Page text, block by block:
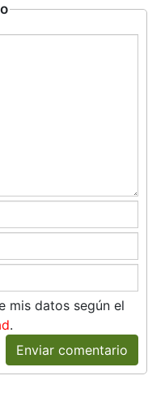
mis datos según el
.
Enviar comentario